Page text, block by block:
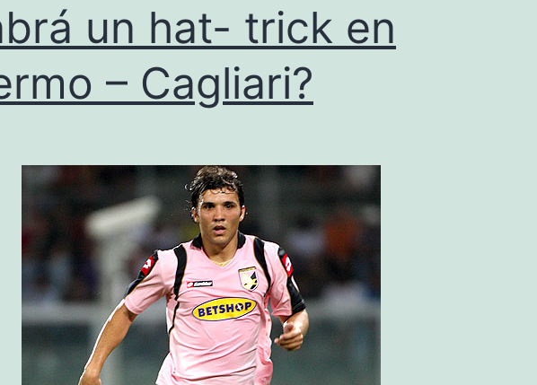
un hat- trick en
– Cagliari?